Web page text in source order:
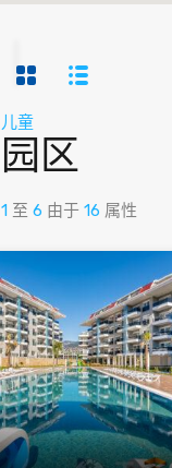
儿童
园区
1 至 6 由于 16 属性